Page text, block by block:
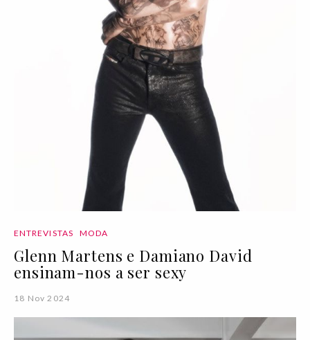
ENTREVISTAS MODA
Glenn Martens e Damiano David
ensinam-nos a ser sexy
18 Nov 2024